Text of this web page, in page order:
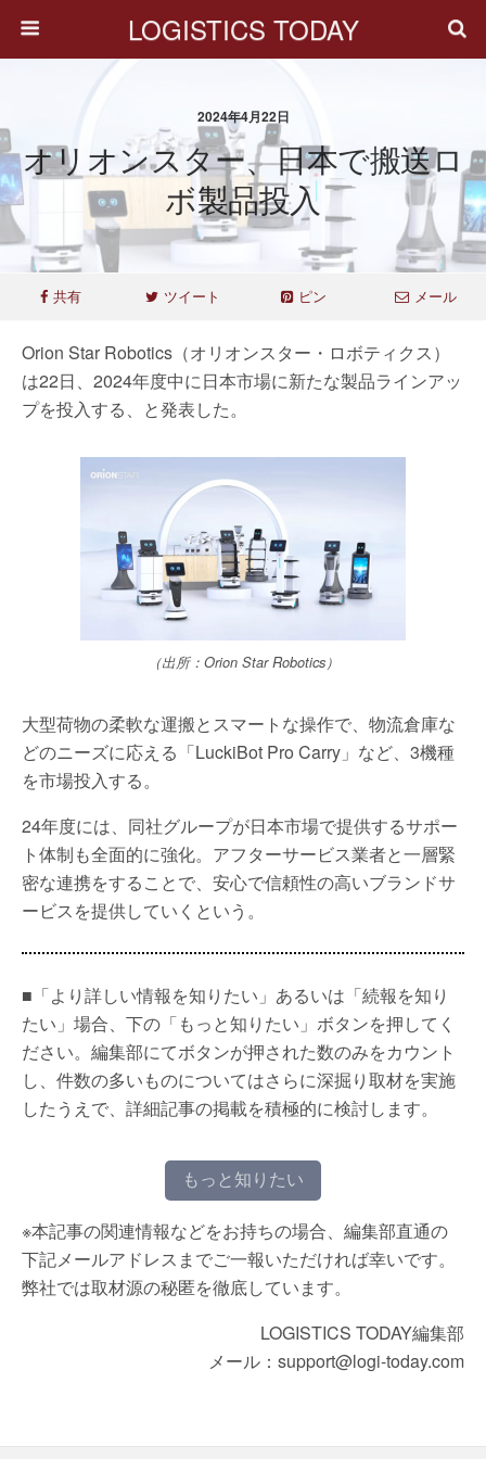
LOGISTICS TODAY
2024年4月22日
オリオンスター、日本で搬送ロ
ボ製品投入
共有 ツイート ピン メール
Orion Star Robotics（オリオンスター・ロボティクス）
は22日、2024年度中に日本市場に新たな製品ラインアッ
プを投入する、と発表した。
（出所：Orion Star Robotics）
大型荷物の柔軟な運搬とスマートな操作で、物流倉庫な
どのニーズに応える「LuckiBot Pro Carry」など、3機種
を市場投入する。
24年度には、同社グループが日本市場で提供するサポー
ト体制も全面的に強化。アフターサービス業者と一層緊
密な連携をすることで、安心で信頼性の高いブランドサ
ービスを提供していくという。
■「より詳しい情報を知りたい」あるいは「続報を知り
たい」場合、下の「もっと知りたい」ボタンを押してく
ださい。編集部にてボタンが押された数のみをカウント
し、件数の多いものについてはさらに深掘り取材を実施
したうえで、詳細記事の掲載を積極的に検討します。
もっと知りたい
※本記事の関連情報などをお持ちの場合、編集部直通の
下記メールアドレスまでご一報いただければ幸いです。
弊社では取材源の秘匿を徹底しています。
LOGISTICS TODAY編集部
メール：support@logi-today.com